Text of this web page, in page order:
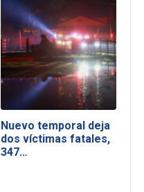
Nuevo temporal deja
dos víctimas fatales,
347…